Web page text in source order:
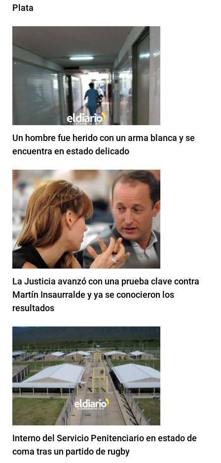
Plata
Un hombre fue herido con un arma blanca y se
encuentra en estado delicado
La Justicia avanzó con una prueba clave contra
Martín Insaurralde y ya se conocieron los
resultados
Interno del Servicio Penitenciario en estado de
coma tras un partido de rugby